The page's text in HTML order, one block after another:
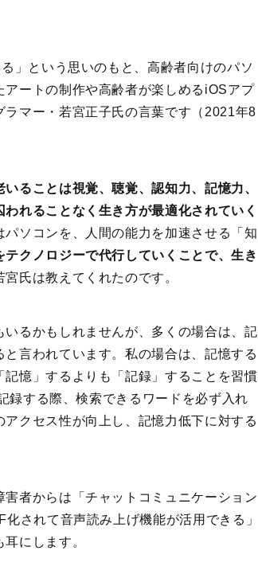
」という思いのもと、高齢者向けのパソ
ートの制作や高齢者が楽しめるiOSアプ
マー・若宮正子氏の言葉です（2021年8
いることは視覚、聴覚、認知力、記憶力、
れることなく生き方が最適化されていく
パソコンを、人間の能力を加速させる「知
テクノロジーで代行していくことで、生き
宮氏は教えてくれたのです。
るかもしれませんが、多くの場合は、記
言われています。私の場合は、記憶する
憶」するよりも「記録」することを習慣
録する際、検索できるワードを必ず入れ
クセス性が向上し、記憶力低下に対する
者からは「チャットコミュニケーション
されて音声読み上げ機能が活用できる」
にします。